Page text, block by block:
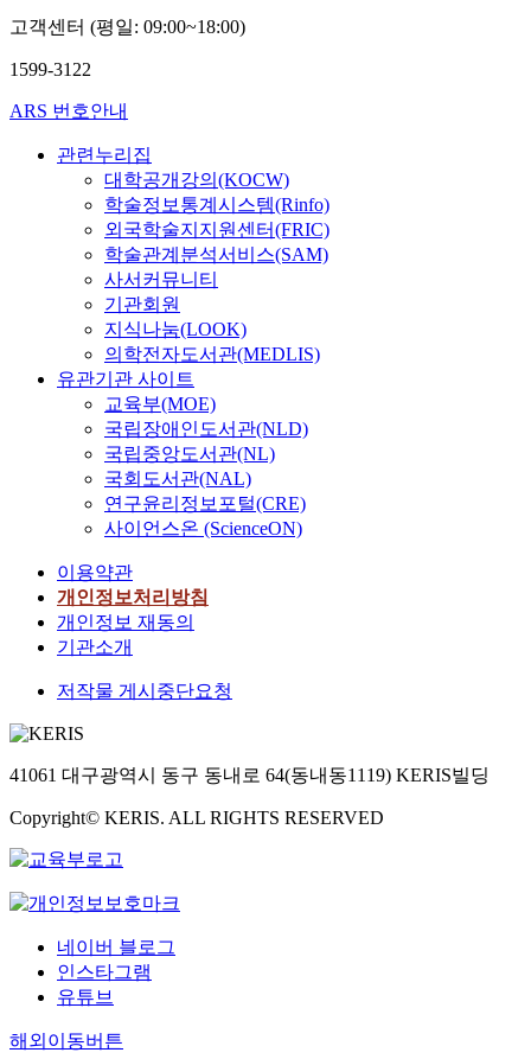
고객센터 (평일: 09:00~18:00)
1599-3122
ARS 번호안내
관련누리집
대학공개강의(KOCW)
학술정보통계시스템(Rinfo)
외국학술지지원센터(FRIC)
학술관계분석서비스(SAM)
사서커뮤니티
기관회원
지식나눔(LOOK)
의학전자도서관(MEDLIS)
유관기관 사이트
교육부(MOE)
국립장애인도서관(NLD)
국립중앙도서관(NL)
국회도서관(NAL)
연구윤리정보포털(CRE)
사이언스온 (ScienceON)
이용약관
개인정보처리방침
개인정보 재동의
기관소개
저작물 게시중단요청
41061 대구광역시 동구 동내로 64(동내동1119) KERIS빌딩
Copyright© KERIS. ALL RIGHTS RESERVED
네이버 블로그
인스타그램
유튜브
해외이동버튼